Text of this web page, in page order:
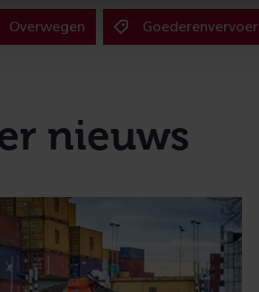
Overwegen Goederenvervoer
nieuws